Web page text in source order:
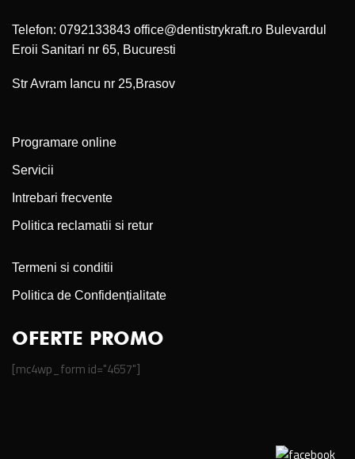
Telefon: 0792133843 office@dentistrykraft.ro Bulevardul
Eroii Sanitari nr 65, Bucuresti
Str Avram Iancu nr 25,Brasov
Programare online
Servicii
Intrebari frecvente
Politica reclamatii si retur
Termeni si conditii
Politica de Confidențialitate
OFERTE PROMO
[mc4wp_form id="4657"]